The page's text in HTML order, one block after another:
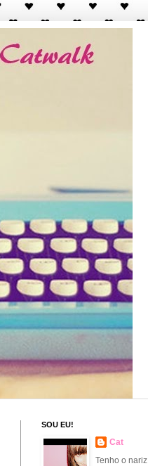
SOU EU!
Cat
Tenho o nariz